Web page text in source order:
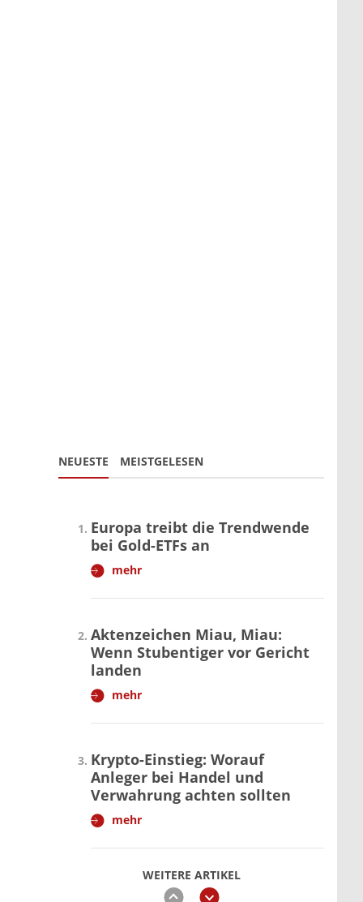
NEUESTE MEISTGELESEN
WEITERE ARTIKEL
zurückweiter
Europa treibt die Trendwende
bei Gold-ETFs an
mehr
Aktenzeichen Miau, Miau:
Wenn Stubentiger vor Gericht
landen
mehr
Krypto-Einstieg: Worauf
Anleger bei Handel und
Verwahrung achten sollten
mehr